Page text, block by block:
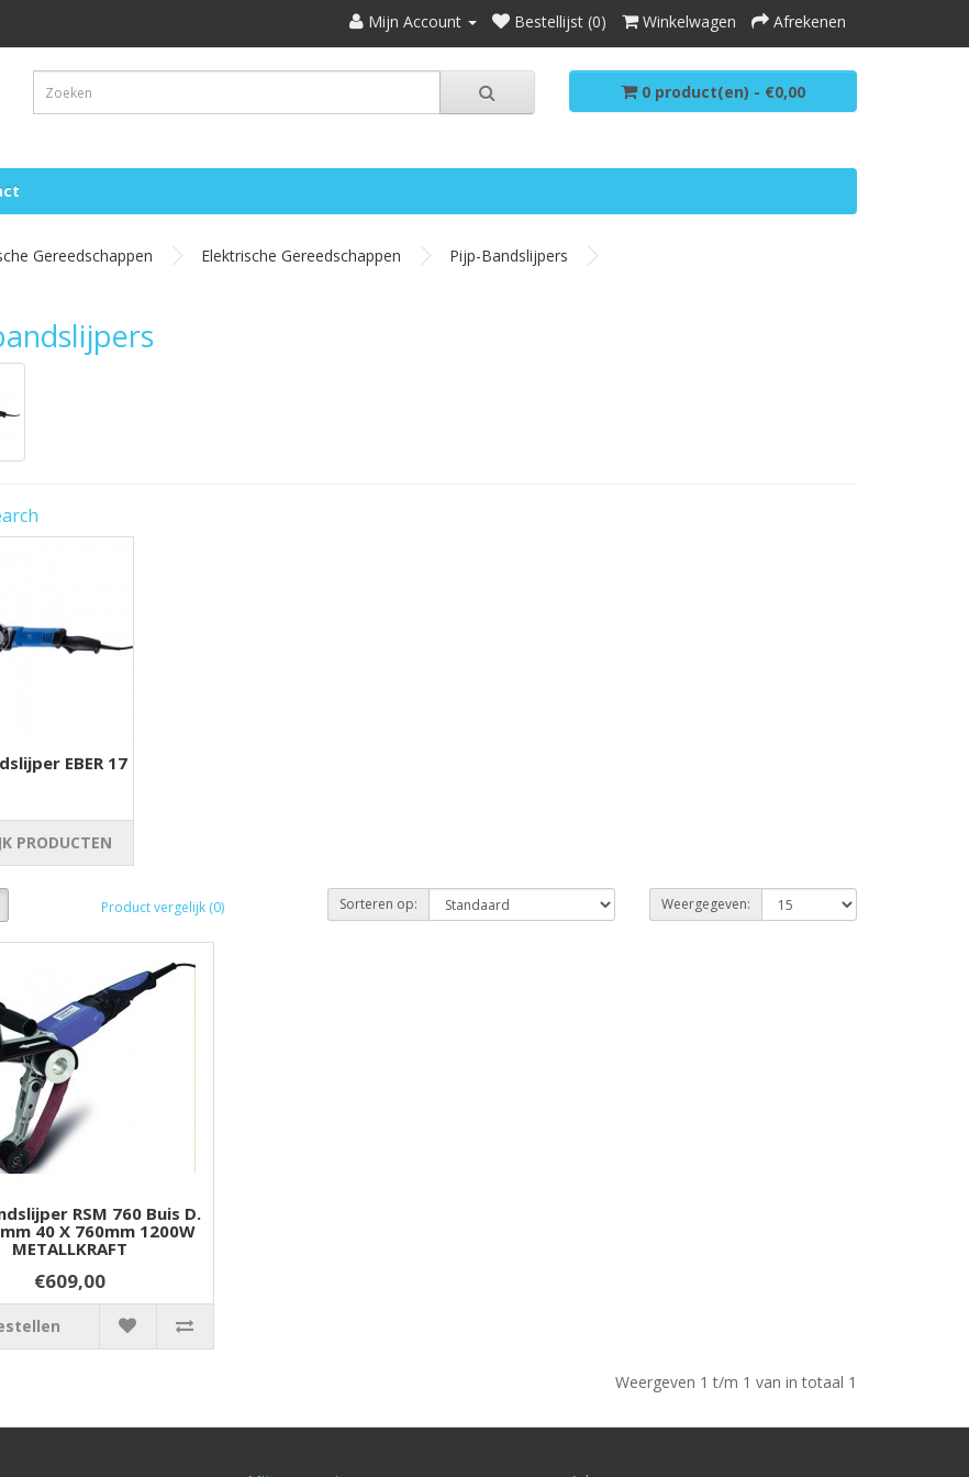
Mijn Account Bestellijst (0) Winkelwagen Afrekenen
0 product(en) - €0,00
Gereedschappen Elektrische Gereedschappen Pijp-Bandslijpers
EBER 17
PRODUCTEN
Product vergelijk (0) Sorteren op: Weergegeven:
RSM 760 Buis D.
40 X 760mm 1200W
METALLKRAFT
€609,00
Weergeven 1 t/m 1 van in totaal 1